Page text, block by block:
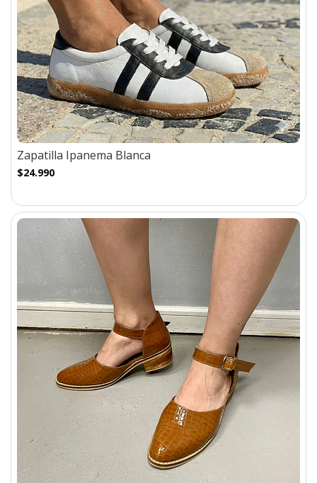
Zapatilla Ipanema Blanca
$24.990